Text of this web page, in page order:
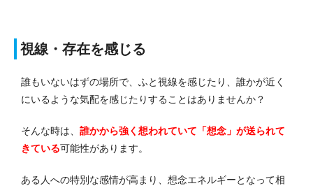
視線・存在を感じる
誰もいないはずの場所で、ふと視線を感じたり、誰かが近く
にいるような気配を感じたりすることはありませんか？
そんな時は、 誰かから強く想われていて「想念」が送られて
きている可能性があります。
ある人への特別な感情が高まり、想念エネルギーとなって相